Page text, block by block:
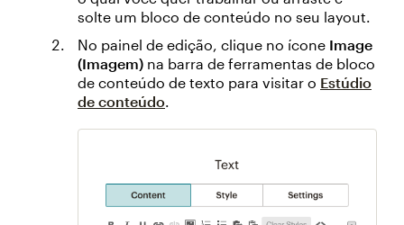
solte um bloco de conteúdo no seu layout.
No painel de edição, clique no ícone Image
(Imagem) na barra de ferramentas de bloco
de conteúdo de texto para visitar o Estúdio
de conteúdo.